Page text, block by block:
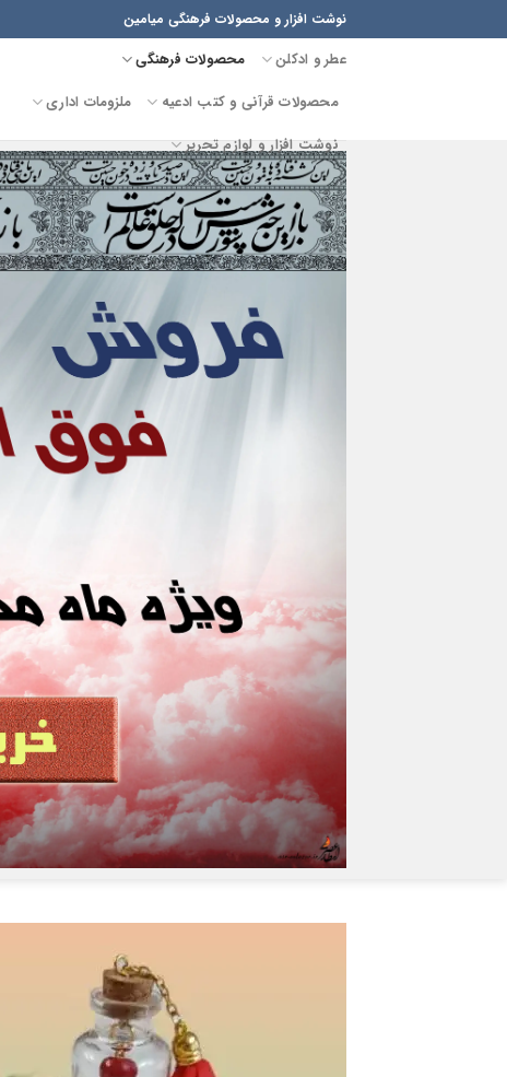
to
نوشت افزار و محصولات فرهنگی میامین
عطر و ادکلن
محصولات فرهنگی
محصولات قرآنی و کتب ادعیه
ملزومات اداری
نوشت افزار و لوازم تحریر